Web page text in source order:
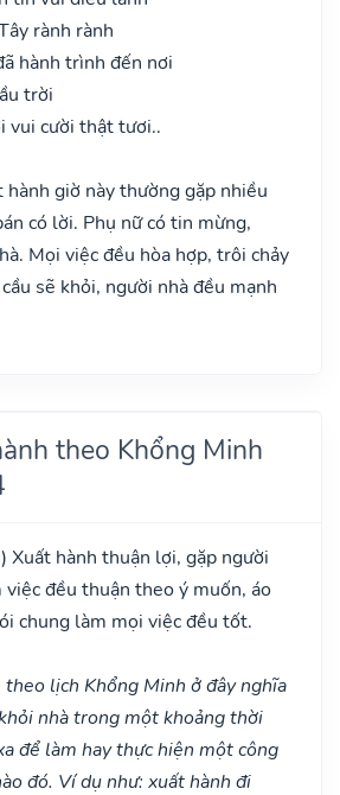
rành rành
hành trình đến nơi
trời
vui cười thật tươi..
giờ này thường gặp nhiều
có lời. Phụ nữ có tin mừng,
Mọi việc đều hòa hợp, trôi chảy
sẽ khỏi, người nhà đều mạnh
theo Khổng Minh
Xuất hành thuận lợi, gặp người
đều thuận theo ý muốn, áo
chung làm mọi việc đều tốt.
theo lịch Khổng Minh ở đây nghĩa
nhà trong một khoảng thời
để làm hay thực hiện một công
đó. Ví dụ như: xuất hành đi